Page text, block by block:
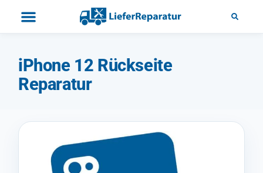
iPhone 12 Rückseite
Reparatur